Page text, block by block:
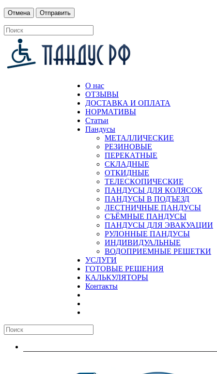
О нас
ОТЗЫВЫ
ДОСТАВКА И ОПЛАТА
НОРМАТИВЫ
Статьи
Пандусы
МЕТАЛЛИЧЕСКИЕ
РЕЗИНОВЫЕ
ПЕРЕКАТНЫЕ
СКЛАДНЫЕ
ОТКИДНЫЕ
ТЕЛЕСКОПИЧЕСКИЕ
ПАНДУСЫ ДЛЯ КОЛЯСОК
ПАНДУСЫ В ПОДЪЕЗД
ЛЕСТНИЧНЫЕ ПАНДУСЫ
CЪЁМНЫЕ ПАНДУСЫ
ПАНДУСЫ ДЛЯ ЭВАКУАЦИИ
РУЛОННЫЕ ПАНДУСЫ
ИНДИВИДУАЛЬНЫЕ
ВОДОПРИЕМНЫЕ РЕШЕТКИ
УСЛУГИ
ГОТОВЫЕ РЕШЕНИЯ
КАЛЬКУЛЯТОРЫ
Контакты